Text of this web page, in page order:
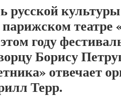
русской
театре
году
Борису
отвечает
Терр.